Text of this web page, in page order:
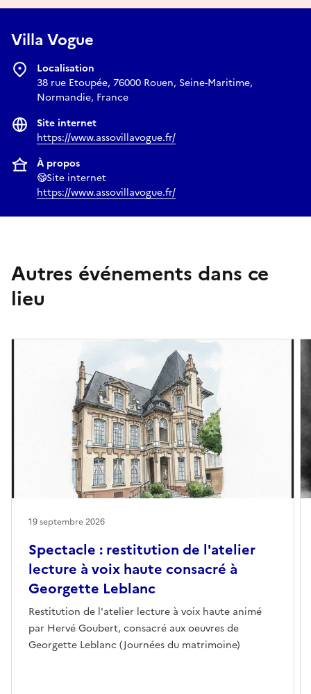
Villa Vogue
Localisation
38 rue Etoupée, 76000 Rouen, Seine-Maritime,
Normandie, France
Site internet
https://www.assovillavogue.fr/
À propos
Site internet
https://www.assovillavogue.fr/
Autres événements dans ce
lieu
Spectacle : restitution de l'atelier
lecture à voix haute consacré à
Georgette Leblanc
Restitution de l'atelier lecture à voix haute animé
par Hervé Goubert, consacré aux oeuvres de
Georgette Leblanc (Journées du matrimoine)
19 septembre 2026